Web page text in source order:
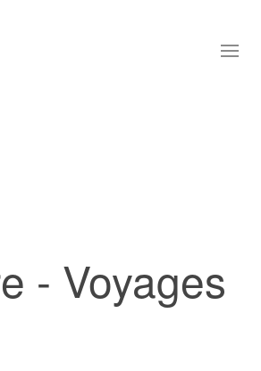
- Voyages